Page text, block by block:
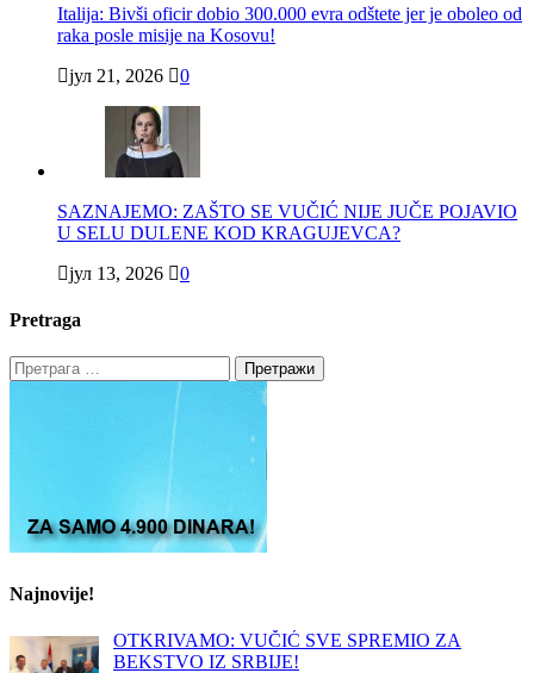
Italija: Bivši oficir dobio 300.000 evra odštete jer je oboleo od
raka posle misije na Kosovu!
јул 21, 2026
0
SAZNAJEMO: ZAŠTO SE VUČIĆ NIJE JUČE POJAVIO
U SELU DULENE KOD KRAGUJEVCA?
јул 13, 2026
0
Pretraga
Претрага
за:
Najnovije!
OTKRIVAMO: VUČIĆ SVE SPREMIO ZA
BEKSTVO IZ SRBIJE!